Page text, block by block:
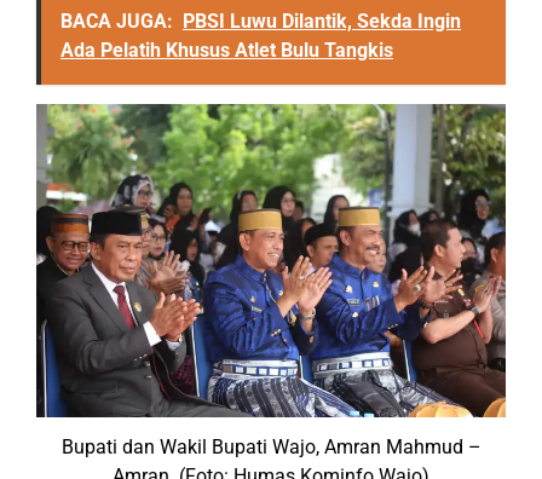
BACA JUGA:
PBSI Luwu Dilantik, Sekda Ingin
Ada Pelatih Khusus Atlet Bulu Tangkis
Bupati dan Wakil Bupati Wajo, Amran Mahmud –